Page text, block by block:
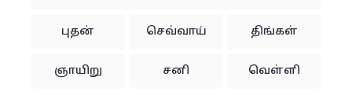
புதன் செவ்வாய் திங்கள்
ஞாயிறு சனி வெள்ளி